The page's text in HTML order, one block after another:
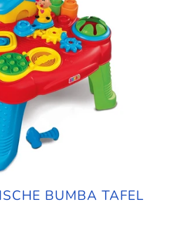
BUMBA TAFEL